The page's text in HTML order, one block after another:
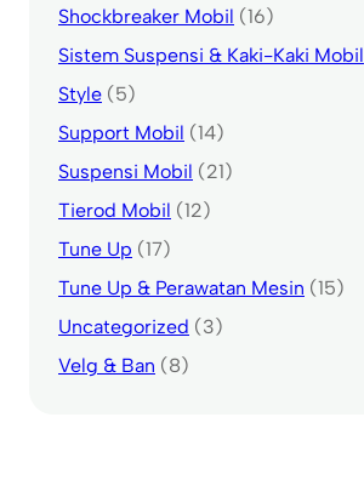
Shockbreaker Mobil (16)
Sistem Suspensi & Kaki-Kaki Mobil
Style (5)
Support Mobil (14)
Suspensi Mobil (21)
Tierod Mobil (12)
Tune Up (17)
Tune Up & Perawatan Mesin (15)
Uncategorized (3)
Velg & Ban (8)